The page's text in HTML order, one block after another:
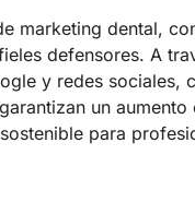
marketing dental,
defensores. A
y redes sociales,
un
para